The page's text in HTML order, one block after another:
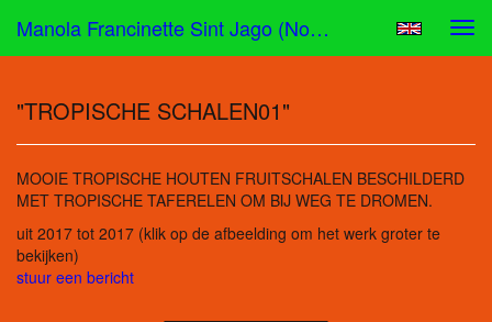
Manola Francinette Sint Jago (nona) - "TROPISCHE SCHALEN01"
"TROPISCHE SCHALEN01"
MOOIE TROPISCHE HOUTEN FRUITSCHALEN BESCHILDERD
MET TROPISCHE TAFERELEN OM BIJ WEG TE DROMEN.
uit 2017 tot 2017 (klik op de afbeelding om het werk groter te
bekijken)
stuur een bericht